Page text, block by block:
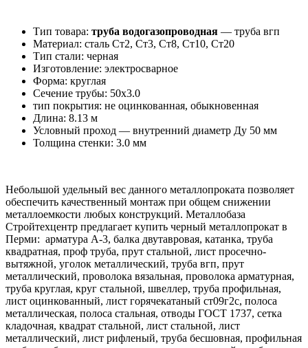
Тип товара: труба водогазопроводная — труба вгп
Материал: cталь Ст2, Ст3, Ст8, Ст10, Ст20
Тип стали: черная
Изготовление: электросварное
Форма: круглая
Сечение трубы: 50х3.0
тип покрытия: не оцинкованная, обыкновенная
Длина: 8.13 м
Условный проход — внутренний диаметр Ду 50 мм
Толщина стенки: 3.0 мм
Небольшой удельный вес данного металлопроката позволяет
обеспечить качественный монтаж при общем снижении
металлоемкости любых конструкций. Металлобаза
Стройтехцентр предлагает купить черный металлопрокат в
Перми: арматура А-3, балка двутавровая, катанка, труба
квадратная, проф труба, прут стальной, лист просечно-
вытяжной, уголок металлический, труба вгп, прут
металлический, проволока вязальная, проволока арматурная,
труба круглая, круг стальной, швеллер, труба профильная,
лист оцинкованный, лист горячекатаный ст09г2с, полоса
металлическая, полоса стальная, отводы ГОСТ 1737, сетка
кладочная, квадрат стальной, лист стальной, лист
металлический, лист рифленый, труба бесшовная, профильная